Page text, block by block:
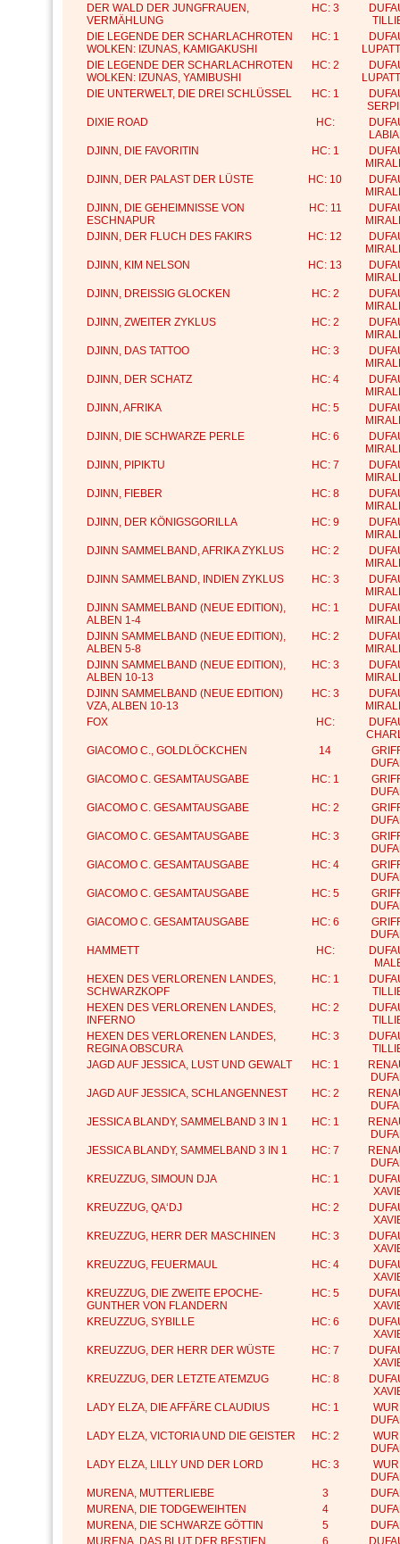
DER WALD DER JUNGFRAUEN,
VERMÄHLUNG
HC: 3
DIE LEGENDE DER SCHARLACHROTEN
WOLKEN: IZUNAS, KAMIGAKUSHI
HC: 1
DIE LEGENDE DER SCHARLACHROTEN
WOLKEN: IZUNAS, YAMIBUSHI
HC: 2
DIE UNTERWELT, DIE DREI SCHLÜSSEL
HC: 1
DIXIE ROAD
HC:
DJINN, DIE FAVORITIN
HC: 1
DJINN, DER PALAST DER LÜSTE
HC: 10
DJINN, DIE GEHEIMNISSE VON
ESCHNAPUR
HC: 11
DJINN, DER FLUCH DES FAKIRS
HC: 12
DJINN, KIM NELSON
HC: 13
DJINN, DREISSIG GLOCKEN
HC: 2
DJINN, ZWEITER ZYKLUS
HC: 2
DJINN, DAS TATTOO
HC: 3
DJINN, DER SCHATZ
HC: 4
DJINN, AFRIKA
HC: 5
DJINN, DIE SCHWARZE PERLE
HC: 6
DJINN, PIPIKTU
HC: 7
DJINN, FIEBER
HC: 8
DJINN, DER KÖNIGSGORILLA
HC: 9
DJINN SAMMELBAND, AFRIKA ZYKLUS
HC: 2
DJINN SAMMELBAND, INDIEN ZYKLUS
HC: 3
DJINN SAMMELBAND (NEUE EDITION),
ALBEN 1-4
HC: 1
DJINN SAMMELBAND (NEUE EDITION),
ALBEN 5-8
HC: 2
DJINN SAMMELBAND (NEUE EDITION),
ALBEN 10-13
HC: 3
DJINN SAMMELBAND (NEUE EDITION)
VZA, ALBEN 10-13
HC: 3
FOX
HC:
GIACOMO C., GOLDLÖCKCHEN
14
GIACOMO C. GESAMTAUSGABE
HC: 1
GIACOMO C. GESAMTAUSGABE
HC: 2
GIACOMO C. GESAMTAUSGABE
HC: 3
GIACOMO C. GESAMTAUSGABE
HC: 4
GIACOMO C. GESAMTAUSGABE
HC: 5
GIACOMO C. GESAMTAUSGABE
HC: 6
HAMMETT
HC:
HEXEN DES VERLORENEN LANDES,
SCHWARZKOPF
HC: 1
HEXEN DES VERLORENEN LANDES,
INFERNO
HC: 2
HEXEN DES VERLORENEN LANDES,
REGINA OBSCURA
HC: 3
JAGD AUF JESSICA, LUST UND GEWALT
HC: 1
JAGD AUF JESSICA, SCHLANGENNEST
HC: 2
JESSICA BLANDY, SAMMELBAND 3 IN 1
HC: 1
JESSICA BLANDY, SAMMELBAND 3 IN 1
HC: 7
KREUZZUG, SIMOUN DJA
HC: 1
KREUZZUG, QA‘DJ
HC: 2
KREUZZUG, HERR DER MASCHINEN
HC: 3
KREUZZUG, FEUERMAUL
HC: 4
KREUZZUG, DIE ZWEITE EPOCHE-
GUNTHER VON FLANDERN
HC: 5
KREUZZUG, SYBILLE
HC: 6
KREUZZUG, DER HERR DER WÜSTE
HC: 7
KREUZZUG, DER LETZTE ATEMZUG
HC: 8
LADY ELZA, DIE AFFÄRE CLAUDIUS
HC: 1
LADY ELZA, VICTORIA UND DIE GEISTER
HC: 2
LADY ELZA, LILLY UND DER LORD
HC: 3
MURENA, MUTTERLIEBE
3
MURENA, DIE TODGEWEIHTEN
4
MURENA, DIE SCHWARZE GÖTTIN
5
MURENA, DAS BLUT DER BESTIEN
6